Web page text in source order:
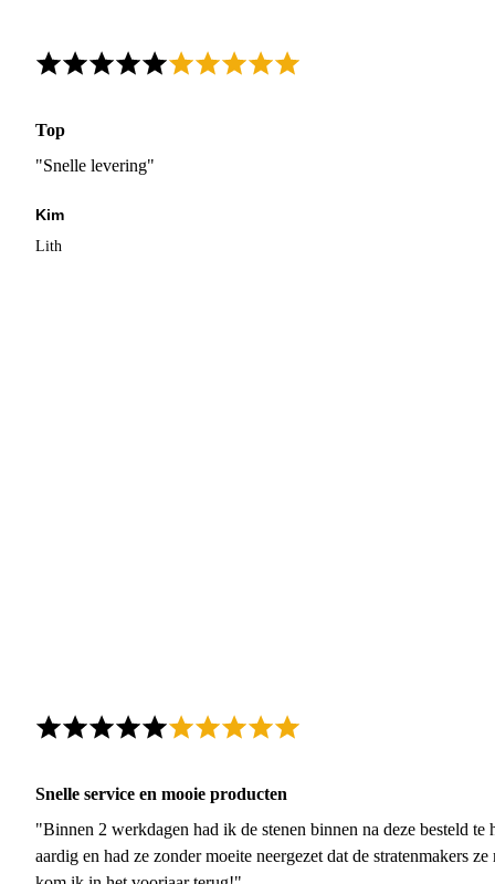
Top
"Snelle levering"
Kim
Lith
Snelle service en mooie producten
"Binnen 2 werkdagen had ik de stenen binnen na deze besteld
aardig en had ze zonder moeite neergezet dat de stratenmakers